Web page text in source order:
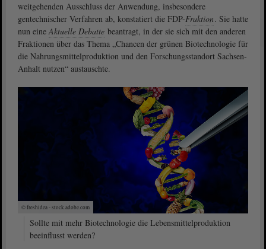
weitgehenden Ausschluss der Anwendung, insbesondere
gentechnischer Verfahren ab, konstatiert die FDP-Fraktion. Sie hatte
nun eineAktuelle Debatte beantragt, in der sie sich mit den anderen
Fraktionen über das Thema „Chancen der grünen Biotechnologie für
die Nahrungsmittelproduktion und den Forschungsstandort Sachsen-
Anhalt nutzen“ austauschte.
© freshidea - stock.adobe.com
Sollte mit mehr Biotechnologie die Lebensmittelproduktion
beeinflusst werden?